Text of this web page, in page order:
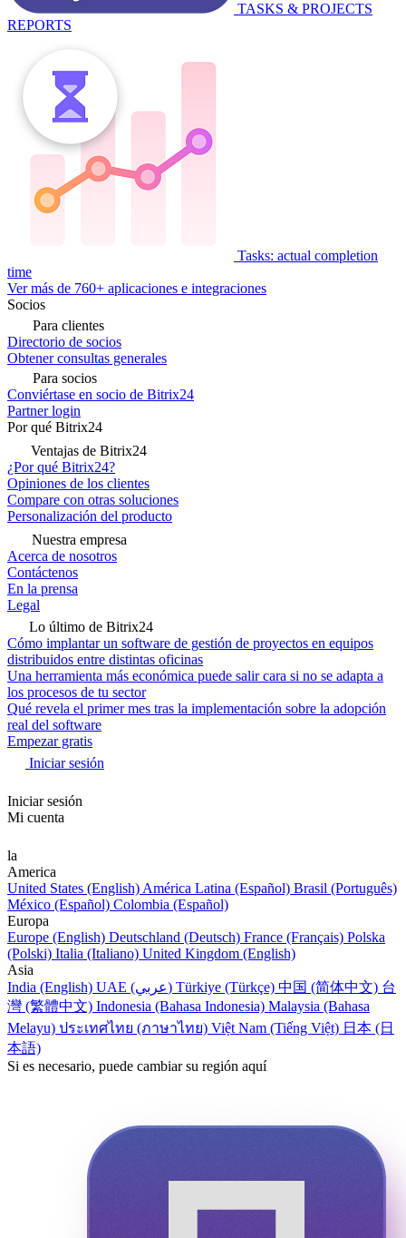
TASKS & PROJECTS
REPORTS
Tasks: actual completion
time
Ver más de 760+ aplicaciones e integraciones
Socios
Para clientes
Directorio de socios
Obtener consultas generales
Para socios
Conviértase en socio de Bitrix24
Partner login
Por qué Bitrix24
Ventajas de Bitrix24
¿Por qué Bitrix24?
Opiniones de los clientes
Compare con otras soluciones
Personalización del producto
Nuestra empresa
Acerca de nosotros
Contáctenos
En la prensa
Legal
Lo último de Bitrix24
Cómo implantar un software de gestión de proyectos en equipos
distribuidos entre distintas oficinas
Una herramienta más económica puede salir cara si no se adapta a
los procesos de tu sector
Qué revela el primer mes tras la implementación sobre la adopción
real del software
Empezar gratis
Iniciar sesión
Iniciar sesión
Mi cuenta
la
America
United States (English) América Latina (Español) Brasil (Português)
México (Español) Colombia (Español)
Europa
Europe (English) Deutschland (Deutsch) France (Français) Polska
(Polski) Italia (Italiano) United Kingdom (English)
Asia
India (English)
UAE (عربي) Türkiye (Türkçe) 中国 (简体中文) 台
灣 (繁體中文) Indonesia (Bahasa Indonesia) Malaysia (Bahasa
Melayu) ประเทศไทย (ภาษาไทย) Việt Nam (Tiếng Việt) 日本 (日
本語)
Si es necesario, puede cambiar su región aquí